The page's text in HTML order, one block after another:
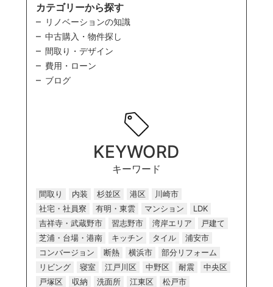
カテゴリーから探す
リノベーションの知識
中古購入・物件探し
間取り・デザイン
費用・ローン
ブログ
KEYWORD
キーワード
間取り 内装 杉並区 港区
川崎市
社宅・社員寮
有明・東雲 マンション
LDK
吉祥寺・武蔵野市
習志野市 湾岸エリア
戸建て
芝浦・台場・港南
キッチン タイル
浦安市
コンバージョン
断熱 横浜市
部分リフォーム
リビング
寝室 江戸川区 中野区 耐震
中央区
戸塚区
収納 洗面所 江東区
松戸市